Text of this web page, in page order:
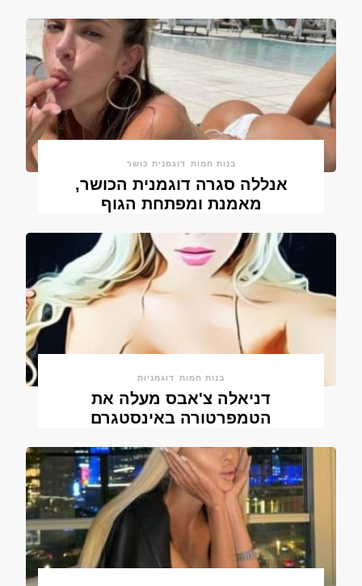
בנות חמות דוגמנית כושר
אנללה סגרה דוגמנית הכושר,
מאמנת ומפתחת הגוף
בנות חמות דוגמניות
דניאלה צ'אבס מעלה את
הטמפרטורה באינסטגרם